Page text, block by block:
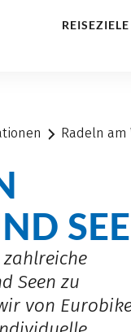
REISEZIELE
Radeln am
Seen zu
von